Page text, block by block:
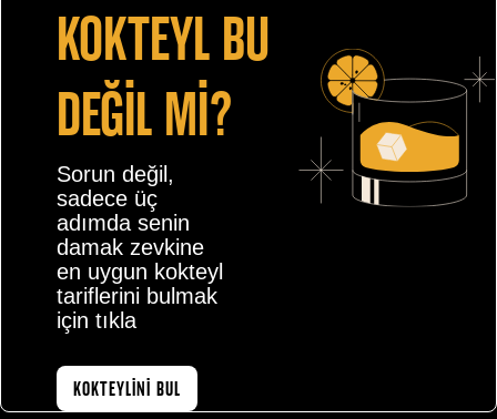
kokteyl bu
değİl mİ?
Sorun değil,
sadece üç
adımda senin
damak zevkine
en uygun kokteyl
tariflerini bulmak
için tıkla
KOKTEYLİNİ BUL